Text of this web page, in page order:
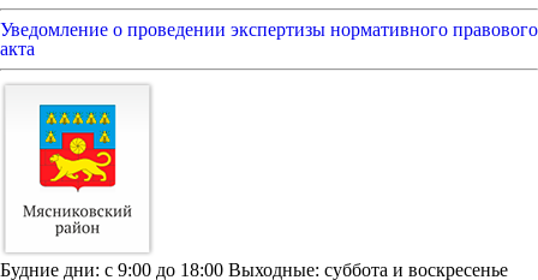
Уведомление о проведении экспертизы нормативного правового
акта
Будние дни: c 9:00 до 18:00 Выходные: суббота и воскресенье